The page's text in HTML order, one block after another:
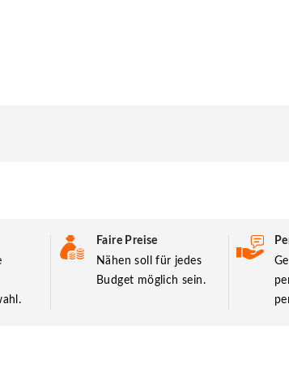
Faire Preise
Nähen soll für jedes
Budget möglich sein.